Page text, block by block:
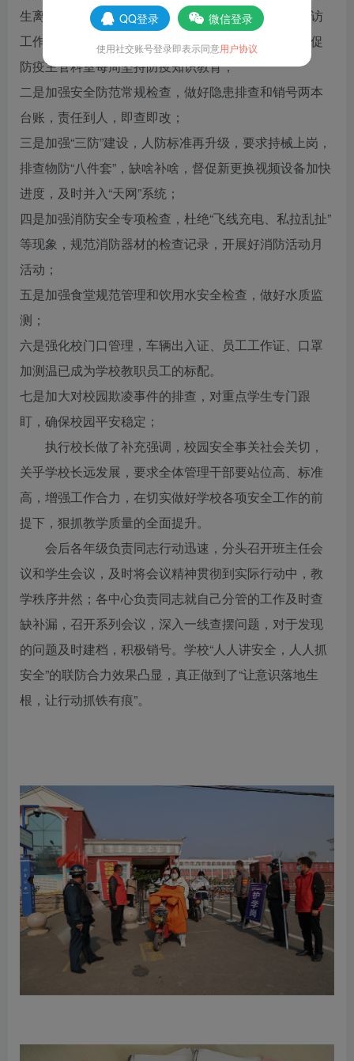
生离校大休在家召开视频家长会，对特殊学生做好家访
工作，发挥课间操及课外活动开展全员户外活动，督促
防疫主管科室每周坚持防疫知识教育；
二是加强安全防范常规检查，做好隐患排查和销号两本
台账，责任到人，即查即改；
三是加强“三防”建设，人防标准再升级，要求持械上岗，
排查物防“八件套”，缺啥补啥，督促新更换视频设备加快
进度，及时并入“天网”系统；
四是加强消防安全专项检查，杜绝“飞线充电、私拉乱扯”
等现象，规范消防器材的检查记录，开展好消防活动月
活动；
五是加强食堂规范管理和饮用水安全检查，做好水质监
测；
六是强化校门口管理，车辆出入证、员工工作证、口罩
加测温已成为学校教职员工的标配。
七是加大对校园欺凌事件的排查，对重点学生专门跟
盯，确保校园平安稳定；
执行校长做了补充强调，校园安全事关社会关切，
关乎学校长远发展，要求全体管理干部要站位高、标准
高，增强工作合力，在切实做好学校各项安全工作的前
提下，狠抓教学质量的全面提升。
会后各年级负责同志行动迅速，分头召开班主任会
议和学生会议，及时将会议精神贯彻到实际行动中，教
学秩序井然；各中心负责同志就自己分管的工作及时查
缺补漏，召开系列会议，深入一线查摆问题，对于发现
的问题及时建档，积极销号。学校“人人讲安全，人人抓
安全”的联防合力效果凸显，真正做到了“让意识落地生
根，让行动抓铁有痕”。
QQ登录 微信登录
使用社交账号登录即表示同意用户协议